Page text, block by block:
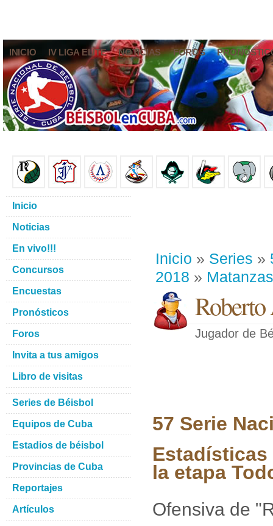
INICIO IV LIGA ELITE NOTICIAS FOROS
Inicio » Series »
2018 » Matanzas
Roberto
Jugador de
57 Serie
Estadísticas
la etapa
Ofensiva de
Inicio
Noticias
En vivo!!!
Concursos
Encuestas
Pronósticos
Foros
Invita a tus amigos
Libro de visitas
Series de Béisbol
Equipos de Cuba
Estadios de béisbol
Provincias de Cuba
Reportajes
Artículos